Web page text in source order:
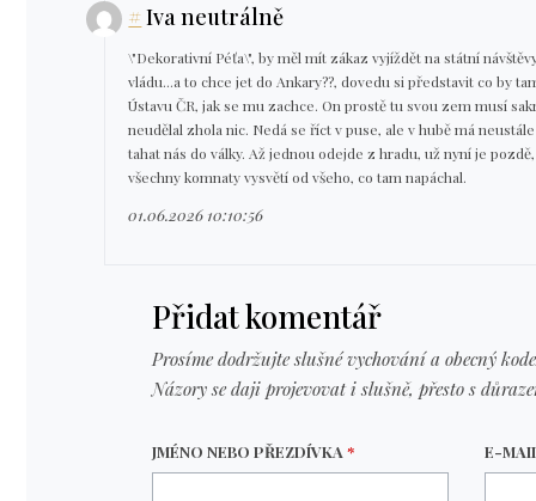
#Iva neutrálně
\"Dekorativní Péťa\", by měl mít zákaz vyjíždět na státní
vládu...a to chce jet do Ankary??, dovedu si představit co by
Ústavu ČR, jak se mu zachce. On prostě tu svou zem musí
neudělal zhola nic. Nedá se říct v puse, ale v hubě má
tahat nás do války. Až jednou odejde z hradu, už nyní je
všechny komnaty vysvětí od všeho, co tam napáchal.
01.06.2026 10:10:56
Přidat komentář
Prosíme dodržujte slušné vychování a obecný
Názory se daji projevovat i slušně, přesto s
JMÉNO NEBO PŘEZDÍVKA* E-